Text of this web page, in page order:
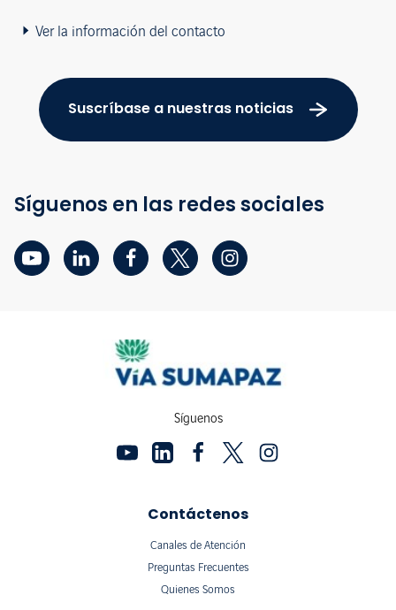
Ver la información del contacto
Suscríbase a nuestras noticias
Síguenos en las redes sociales
Síguenos
Contáctenos
Canales de Atención
Preguntas Frecuentes
Quienes Somos